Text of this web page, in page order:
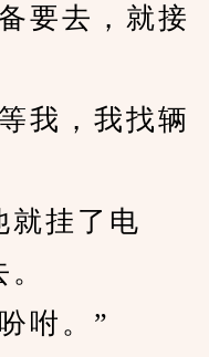
去，就接
，我找辆
挂了电
咐。”